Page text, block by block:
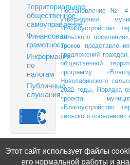
Территориальное
общественное
самоуправление
Финансовая
грамотность
Информация
по
налогам
Публичные
слушания
Постановление № 4
утверждении
«Благоустройство
сельского
сроков
предложений
общественной
программу
Новолабинского
2022 годы, Порядка
проекта
«Благоустройство
сельского
обеспечению
программы
Этот сайт использует файлы
его нормальной работы и